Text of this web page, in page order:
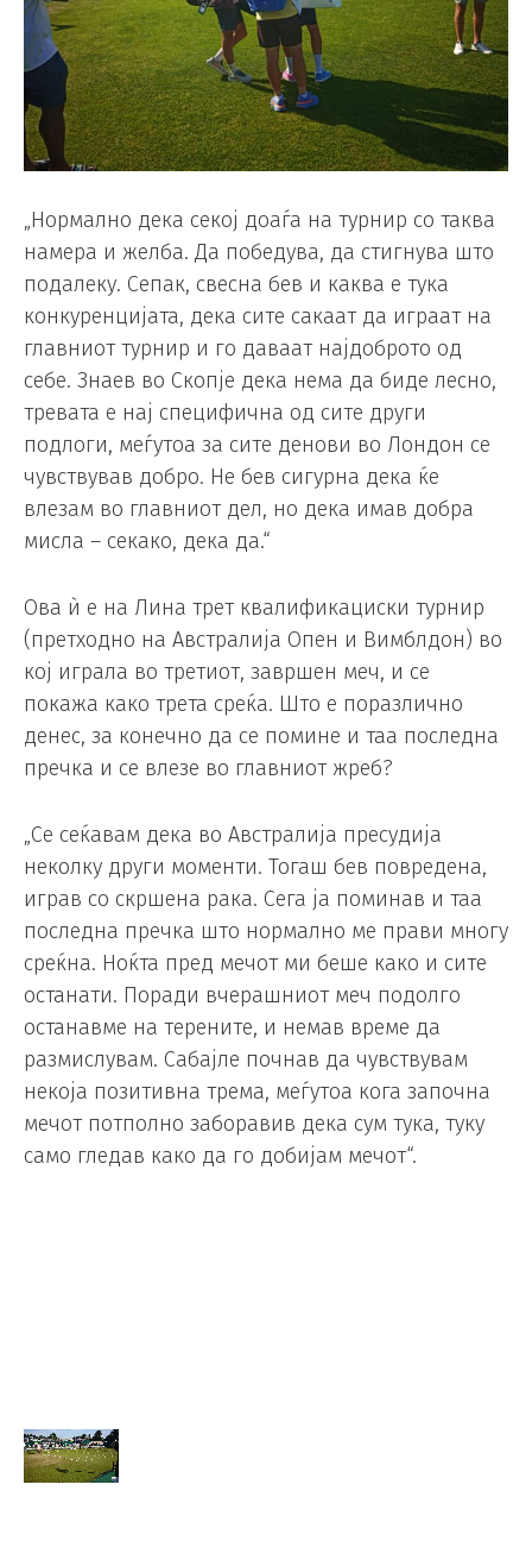
„Нормално дека секој доаѓа на турнир со таква
намера и желба. Да победува, да стигнува што
подалеку. Сепак, свесна бев и каква е тука
конкуренцијата, дека сите сакаат да играат на
главниот турнир и го даваат најдоброто од
себе. Знаев во Скопје дека нема да биде лесно,
тревата е нај специфична од сите други
подлоги, меѓутоа за сите денови во Лондон се
чувствував добро. Не бев сигурна дека ќе
влезам во главниот дел, но дека имав добра
мисла – секако, дека да.“
Ова ѝ е на Лина трет квалификациски турнир
(претходно на Австралија Опен и Вимблдон) во
кој играла во третиот, завршен меч, и се
покажа како трета среќа. Што е поразлично
денес, за конечно да се помине и таа последна
пречка и се влезе во главниот жреб?
„Се сеќавам дека во Австралија пресудија
неколку други моменти. Тогаш бев повредена,
играв со скршена рака. Сега ја поминав и таа
последна пречка што нормално ме прави многу
среќна. Ноќта пред мечот ми беше како и сите
останати. Поради вчерашниот меч подолго
останавме на терените, и немав време да
размислувам. Сабајле почнав да чувствувам
некоја позитивна трема, меѓутоа кога започна
мечот потполно заборавив дека сум тука, туку
само гледав како да го добијам мечот“.